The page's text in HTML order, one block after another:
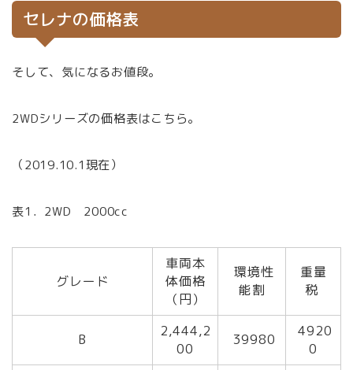
セレナの価格表
そして、気になるお値段。
2WDシリーズの価格表はこちら。
（2019.10.1現在）
表1．2WD 2000cc
グレード
車両本
体価格
（円）
環境性
能割
重量
税
B
2,444,2
00
39980
4920
0